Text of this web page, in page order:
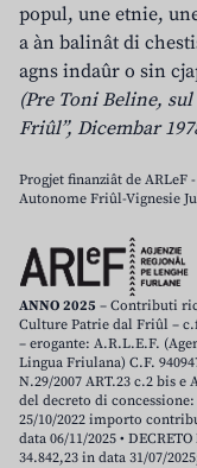
popul, une etnie,
a àn balinât di
agns indaûr o sin
(Pre Toni Beline,
Friûl”, Dicembar
Progjet finanziât de ARLeF
Autonome Friûl-Vignesie
ANNO 2025 – Contributi
Culture Patrie dal Friûl –
– erogante: A.R.L.E.F.
Lingua Friulana) C.F.
N.29/2007 ART.23 c.2 bis e
del decreto di concessione:
25/10/2022 importo
data 06/11/2025 •
34.842,23 in data 31/07/